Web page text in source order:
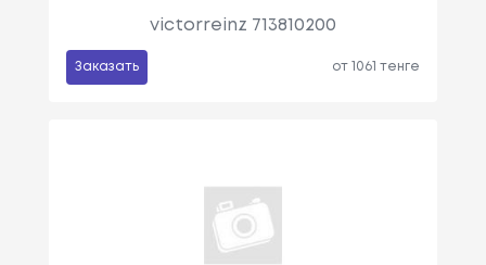
victorreinz 713810200
Заказать от 1061 тенге